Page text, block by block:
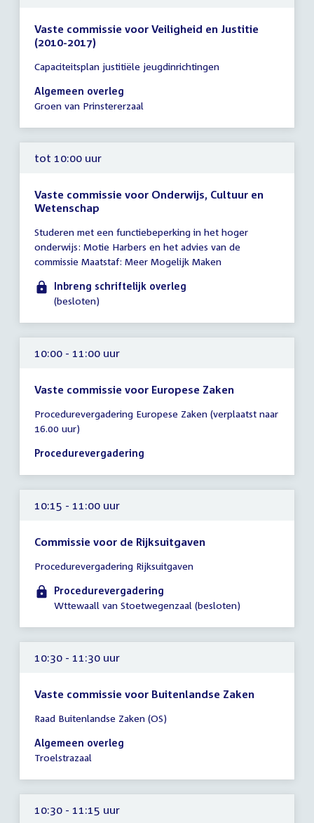
Vaste commissie voor Veiligheid en Justitie
(2010-2017)
vergadering
10:00
-
uur
Capaciteitsplan justitiële jeugdinrichtingen
Algemeen overleg
Groen van Prinstererzaal
tot 10:00 uur
Vaste commissie voor Onderwijs, Cultuur en
Wetenschap
vergadering
tot
10:00
uur
Studeren met een functiebeperking in het hoger
onderwijs: Motie Harbers en het advies van de
commissie Maatstaf: Meer Mogelijk Maken
Inbreng schriftelijk overleg
(besloten)
10:00 - 11:00 uur
Vaste commissie voor Europese Zaken
vergadering
10:00
-
uur
Procedurevergadering Europese Zaken (verplaatst naar
16.00 uur)
Procedurevergadering
10:15 - 11:00 uur
Commissie voor de Rijksuitgaven
vergadering
10:15
-
uur
Procedurevergadering Rijksuitgaven
Procedurevergadering
Wttewaall van Stoetwegenzaal (besloten)
10:30 - 11:30 uur
Vaste commissie voor Buitenlandse Zaken
vergadering
10:30
-
uur
Raad Buitenlandse Zaken (OS)
Algemeen overleg
Troelstrazaal
10:30 - 11:15 uur